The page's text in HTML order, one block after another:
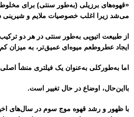
«قهوه‌های برزیلی (به‌طور سنتی) برای
می‌شد زیرا اغلب خصوصیات ملایم و شیرینی
از طبیعت اتیوپی به‌طور سنتی در هر دو
ایجاد عطروطعم میوه‌ای عمیق‌تر، به میزان
اما به‌طورکلی به‌عنوان یک فیلتری منشأ
بااین‌حال، اوضاع در حال تغییر است.
با ظهور و رشد قهوه موج سوم در سال‌های